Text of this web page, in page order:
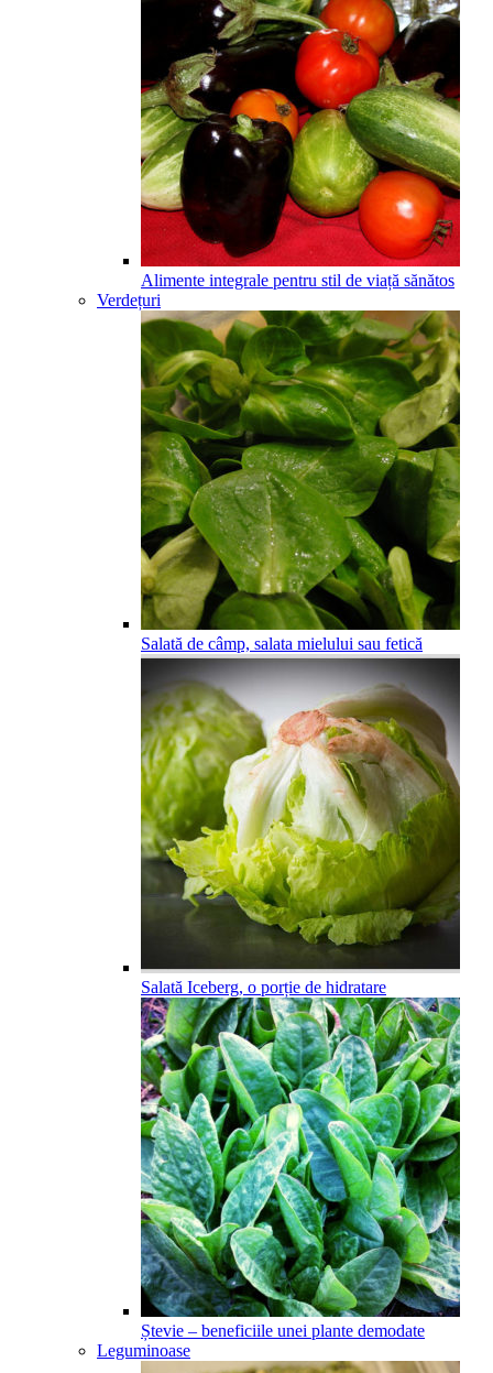
Alimente integrale pentru stil de viață sănătos
Verdețuri
Salată de câmp, salata mielului sau fetică
Salată Iceberg, o porție de hidratare
Ștevie – beneficiile unei plante demodate
Leguminoase